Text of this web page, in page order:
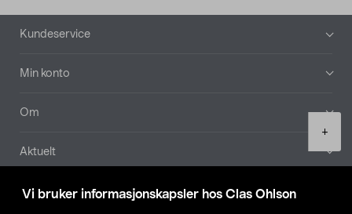
Vi bruker informasjonskapsler hos Clas Ohlson
+
Bunntekst
Kundeservice
Min konto
Om
Aktuelt
Våre selskaper